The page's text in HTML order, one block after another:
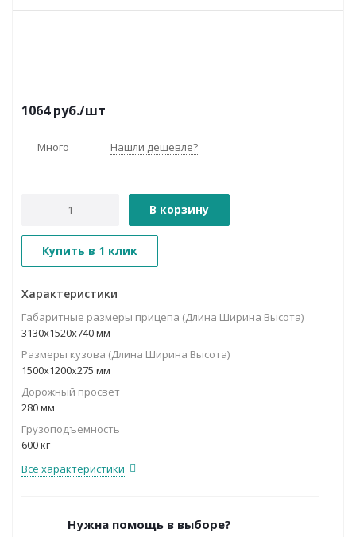
1064руб./шт
Много Нашли дешевле?
В корзину
Купить в 1 клик
Характеристики
Габаритные размеры прицепа (Длина Ширина Высота)
3130х1520х740 мм
Размеры кузова (Длина Ширина Высота)
1500х1200х275 мм
Дорожный просвет
280 мм
Грузоподъемность
600 кг
Все характеристики
Нужна помощь в выборе?